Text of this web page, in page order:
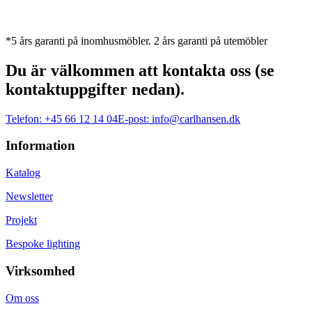
*5 års garanti på inomhusmöbler. 2 års garanti på utemöbler
Du är välkommen att kontakta oss (se
kontaktuppgifter nedan).
Telefon: +45 66 12 14 04E-post: info@carlhansen.dk
Information
Katalog
Newsletter
Projekt
Bespoke lighting
Virksomhed
Om oss